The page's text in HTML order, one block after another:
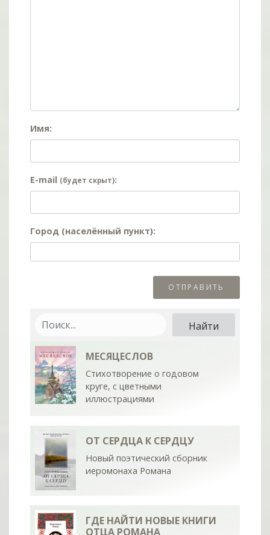
Имя:
E-mail (будет скрыт):
Город (населённый пункт):
МЕСЯЦЕСЛОВ
Стихотворение о годовом
круге, с цветными
иллюстрациями
ОТ СЕРДЦА К СЕРДЦУ
Новый поэтический сборник
иеромонаха Романа
ГДЕ НАЙТИ НОВЫЕ КНИГИ
ОТЦА РОМАНА